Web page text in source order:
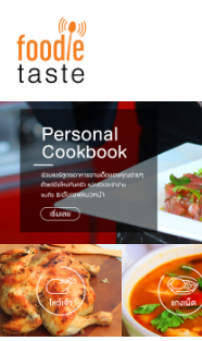
สูตรอาหาร
สูตรอาหารล่าสุด
Top Foodie
พาไปชิม
สารพันก้นครัว
เคล็ดลับน่ารู้
FoodPedia